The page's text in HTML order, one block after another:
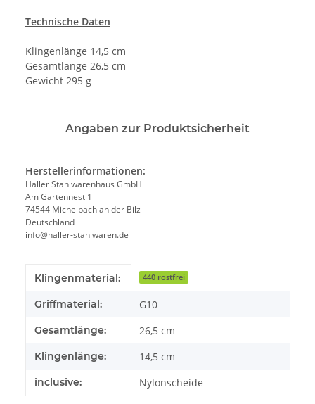
Technische Daten
Klingenlänge 14,5 cm
Gesamtlänge 26,5 cm
Gewicht 295 g
Angaben zur Produktsicherheit
Herstellerinformationen:
Haller Stahlwarenhaus GmbH
Am Gartennest 1
74544 Michelbach an der Bilz
Deutschland
info@haller-stahlwaren.de
Produkteigenschaft
Wert
Klingenmaterial: 440 rostfrei
Griffmaterial: G10
Gesamtlänge: 26,5 cm
Klingenlänge: 14,5 cm
inclusive: Nylonscheide